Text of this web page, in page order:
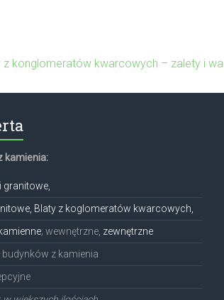
z konglomeratów kwarcowych – zalety i
kamienia:
granitowe,
Blaty z koglomeratów kwarcowych,
; wewnętrzne, zewnętrzne
budynków z kamienia